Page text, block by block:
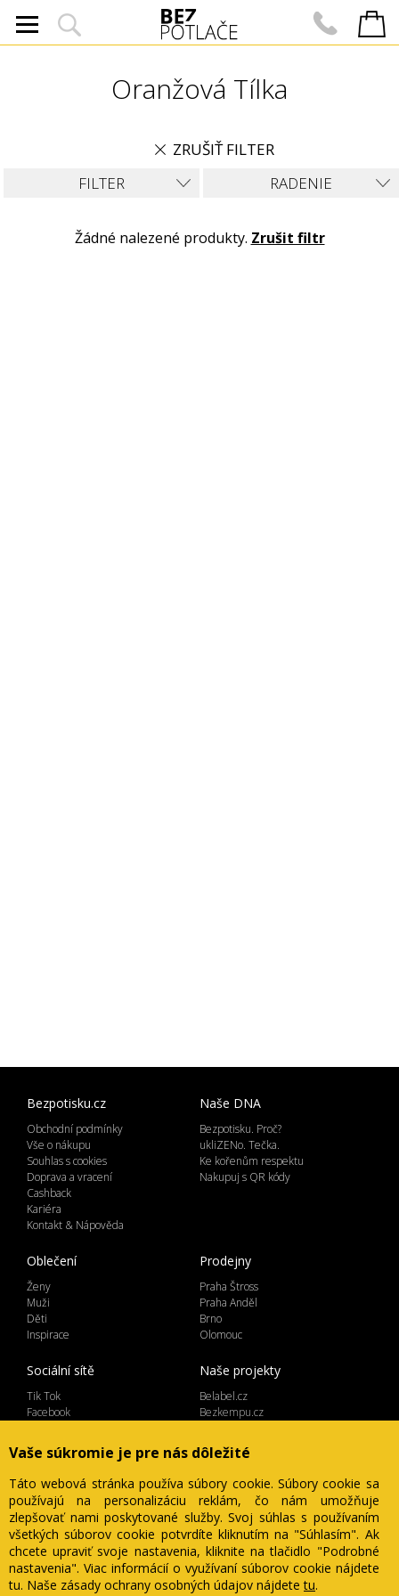
Vaše súkromie je pre nás dôležité
Táto webová stránka používa súbory cookie. Súbory cookie sa
používajú na personalizáciu reklám, čo nám umožňuje
zlepšovať nami poskytované služby. Svoj súhlas s používaním
všetkých súborov cookie potvrdíte kliknutím na "Súhlasím". Ak
chcete upraviť svoje nastavenia, kliknite na tlačidlo "Podrobné
nastavenia". Viac informácií o využívaní súborov cookie nájdete
tu. Naše zásady ochrany osobných údajov nájdetetu.
Oranžová Tílka
ZRUŠIŤ FILTER
RADENIE
FILTER
Žádné nalezené produkty. Zrušit filtr
Bezpotisku.cz
Obchodní podmínky
Vše o nákupu
Souhlas s cookies
Doprava a vracení
Cashback
Kariéra
Kontakt & Nápověda
Naše DNA
Bezpotisku. Proč?
ukliZENo. Tečka.
Ke kořenům respektu
Nakupuj s QR kódy
Oblečení
Ženy
Muži
Děti
Inspirace
Prodejny
Praha Štross
Praha Anděl
Brno
Olomouc
Sociální sítě
Tik Tok
Facebook
Naše projekty
Belabel.cz
Bezkempu.cz
Lemicom spol. s r.o. | IČ 27561054
Ve Žlíbku 1800/77, hala A2, Praha 9, 19300
Česká Republika